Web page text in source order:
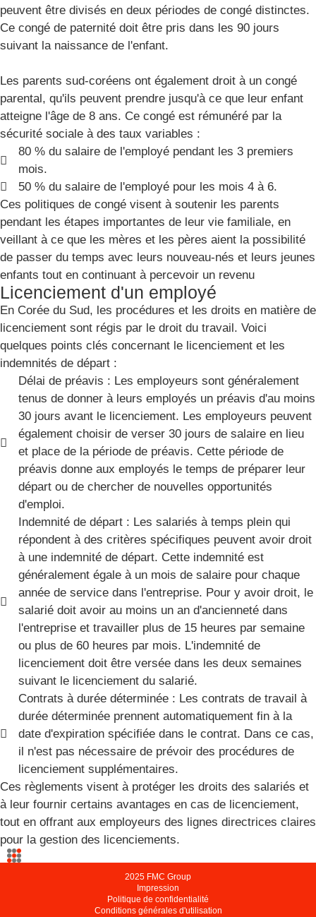
peuvent être divisés en deux périodes de congé distinctes.
Ce congé de paternité doit être pris dans les 90 jours
suivant la naissance de l'enfant.
Les parents sud-coréens ont également droit à un congé
parental, qu'ils peuvent prendre jusqu'à ce que leur enfant
atteigne l'âge de 8 ans. Ce congé est rémunéré par la
sécurité sociale à des taux variables :
80 % du salaire de l'employé pendant les 3 premiers
mois.
50 % du salaire de l'employé pour les mois 4 à 6.
Ces politiques de congé visent à soutenir les parents
pendant les étapes importantes de leur vie familiale, en
veillant à ce que les mères et les pères aient la possibilité
de passer du temps avec leurs nouveau-nés et leurs jeunes
enfants tout en continuant à percevoir un revenu
Licenciement d'un employé
En Corée du Sud, les procédures et les droits en matière de
licenciement sont régis par le droit du travail. Voici
quelques points clés concernant le licenciement et les
indemnités de départ :
Délai de préavis : Les employeurs sont généralement
tenus de donner à leurs employés un préavis d'au moins
30 jours avant le licenciement. Les employeurs peuvent
également choisir de verser 30 jours de salaire en lieu
et place de la période de préavis. Cette période de
préavis donne aux employés le temps de préparer leur
départ ou de chercher de nouvelles opportunités
d'emploi.
Indemnité de départ : Les salariés à temps plein qui
répondent à des critères spécifiques peuvent avoir droit
à une indemnité de départ. Cette indemnité est
généralement égale à un mois de salaire pour chaque
année de service dans l'entreprise. Pour y avoir droit, le
salarié doit avoir au moins un an d'ancienneté dans
l'entreprise et travailler plus de 15 heures par semaine
ou plus de 60 heures par mois. L'indemnité de
licenciement doit être versée dans les deux semaines
suivant le licenciement du salarié.
Contrats à durée déterminée : Les contrats de travail à
durée déterminée prennent automatiquement fin à la
date d'expiration spécifiée dans le contrat. Dans ce cas,
il n'est pas nécessaire de prévoir des procédures de
licenciement supplémentaires.
Ces règlements visent à protéger les droits des salariés et
à leur fournir certains avantages en cas de licenciement,
tout en offrant aux employeurs des lignes directrices claires
pour la gestion des licenciements.
2025 FMC Group
Impression
Politique de confidentialité
Conditions générales d'utilisation